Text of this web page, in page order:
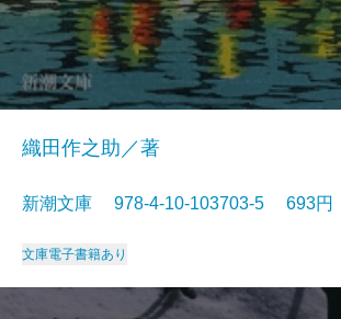
織田作之助／著
新潮文庫 978-4-10-103703-5 693
文庫電子書籍あり